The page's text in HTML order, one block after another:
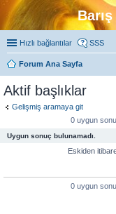
Hızlı bağlantılar SSS
Forum Ana Sayfa
Aktif başlıklar
Gelişmiş aramaya git
0 uygun
Uygun sonuç bulunamadı.
Eskiden
0 uygun